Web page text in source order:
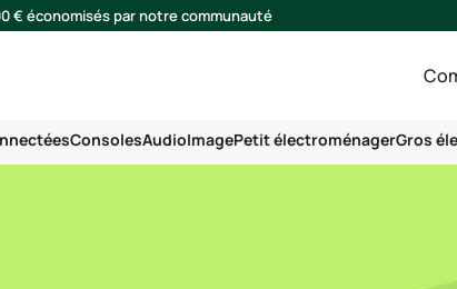
€ économisés par notre communauté
ConsolesAudioImagePetit électroménagerGros